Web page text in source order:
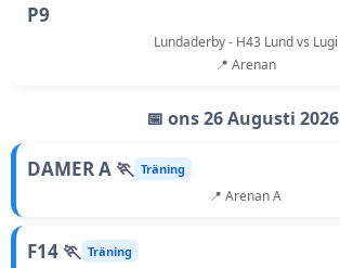
P9
Lundaderby - H43 Lund vs Lugi
📍 Arenan
📅 ons 26 Augusti 2026
DAMER A 🏃 Träning
📍 Arenan A
F14 🏃 Träning